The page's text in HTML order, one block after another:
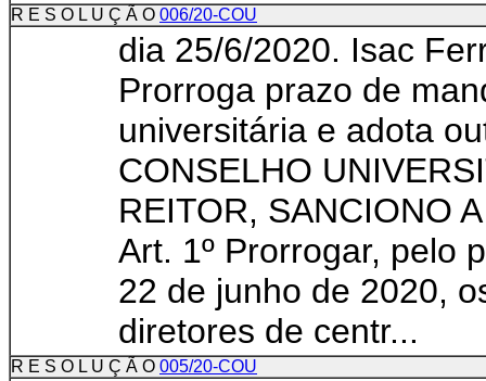
R E S O L U Ç Ã O 006/20-COU
dia 25/6/2020. Isac
Prorroga prazo de
universitária e adota
CONSELHO
REITOR, SANCIONO
Art. 1º Prorrogar, pelo
22 de junho de 2020,
diretores de centr...
R E S O L U Ç Ã O 005/20-COU